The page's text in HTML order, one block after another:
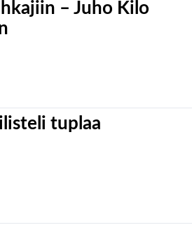
– Juho Kilo
tuplaa